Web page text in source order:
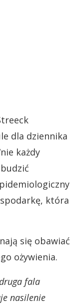
dla dziennika
każdy
która
się obawiać
ożywienia.
fala
nasilenie